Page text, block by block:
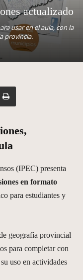
actualizado
usar en el aula, con la
provincia.
(IPEC) presenta
en formato
para estudiantes y
geografía provincial
para completar con
uso en actividades